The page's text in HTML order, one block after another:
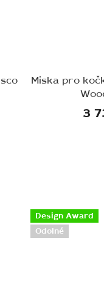
Design Award
Odolné
Miska pro
3